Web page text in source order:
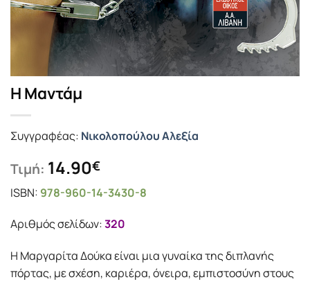
Η Μαντάμ
Συγγραφέας: Νικολοπούλου Αλεξία
Τιμή: 14.90€
ISBN: 978-960-14-3430-8
Αριθμός σελίδων:320
Η Μαργαρίτα Δούκα είναι μια γυναίκα της διπλανής
πόρτας, με σχέση, καριέρα, όνειρα, εμπιστοσύνη στους